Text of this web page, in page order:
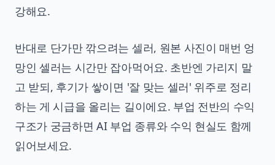
강해요.
반대로 단가만 깎으려는 셀러, 원본 사진이 매번 엉
망인 셀러는 시간만 잡아먹어요. 초반엔 가리지 말
고 받되, 후기가 쌓이면 '잘 맞는 셀러' 위주로 정리
하는 게 시급을 올리는 길이에요. 부업 전반의 수익
구조가 궁금하면AI 부업 종류와 수익 현실도 함께
읽어보세요.